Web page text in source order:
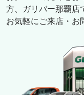
方、
ガリバー那覇店
お気軽にご来店・お